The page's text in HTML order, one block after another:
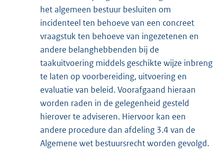
het algemeen bestuur besluiten om
incidenteel ten behoeve van een concreet
vraagstuk ten behoeve van ingezetenen en
andere belanghebbenden bij de
taakuitvoering middels geschikte wijze inbreng
te laten op voorbereiding, uitvoering en
evaluatie van beleid. Voorafgaand hieraan
worden raden in de gelegenheid gesteld
hierover te adviseren. Hiervoor kan een
andere procedure dan afdeling 3.4 van de
Algemene wet bestuursrecht worden gevolgd.